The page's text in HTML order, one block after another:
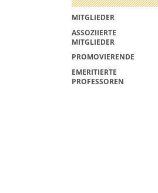
MITGLIEDER
ASSOZIIERTE
MITGLIEDER
PROMOVIERENDE
EMERITIERTE
PROFESSOREN